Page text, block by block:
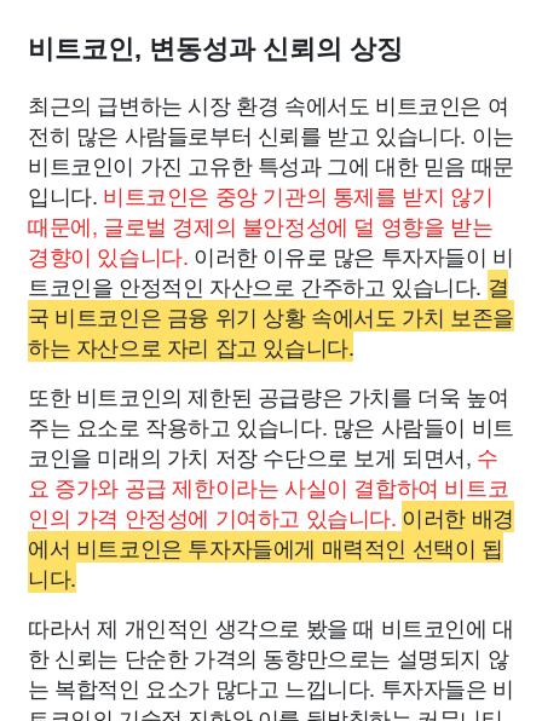
비트코인, 변동성과 신뢰의 상징
최근의 급변하는 시장 환경 속에서도 비트코인은 여
전히 많은 사람들로부터 신뢰를 받고 있습니다. 이는
비트코인이 가진 고유한 특성과 그에 대한 믿음 때문
입니다. 비트코인은 중앙 기관의 통제를 받지 않기
때문에, 글로벌 경제의 불안정성에 덜 영향을 받는
경향이 있습니다. 이러한 이유로 많은 투자자들이 비
트코인을 안정적인 자산으로 간주하고 있습니다. 결
국 비트코인은 금융 위기 상황 속에서도 가치 보존을
하는 자산으로 자리 잡고 있습니다.
또한 비트코인의 제한된 공급량은 가치를 더욱 높여
주는 요소로 작용하고 있습니다. 많은 사람들이 비트
코인을 미래의 가치 저장 수단으로 보게 되면서, 수
요 증가와 공급 제한이라는 사실이 결합하여 비트코
인의 가격 안정성에 기여하고 있습니다. 이러한 배경
에서 비트코인은 투자자들에게 매력적인 선택이 됩
니다.
따라서 제 개인적인 생각으로 봤을 때 비트코인에 대
한 신뢰는 단순한 가격의 동향만으로는 설명되지 않
는 복합적인 요소가 많다고 느낍니다. 투자자들은 비